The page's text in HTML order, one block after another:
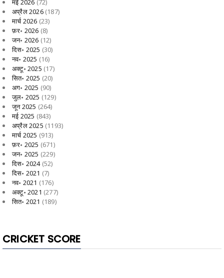
मई 2026 (72)
अप्रैल 2026(187)
मार्च 2026 (23)
फ़र॰ 2026 (8)
जन॰ 2026 (12)
दिस॰ 2025 (30)
नव॰ 2025 (16)
अक्टू॰ 2025 (17)
सित॰ 2025 (20)
अग॰ 2025 (90)
जुल॰ 2025 (129)
जून 2025 (264)
मई 2025 (843)
अप्रैल 2025 (1193)
मार्च 2025 (913)
फ़र॰ 2025 (671)
जन॰ 2025 (229)
दिस॰ 2024(52)
दिस॰ 2021 (7)
नव॰ 2021 (176)
अक्टू॰ 2021 (277)
सित॰ 2021 (189)
CRICKET SCORE